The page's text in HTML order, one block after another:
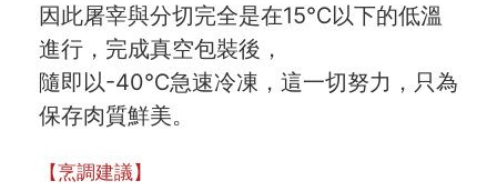
因此屠宰與分切完全是在15℃以下的低溫
進行，完成真空包裝後，
隨即以-40℃急速冷凍，這一切努力，只為
保存肉質鮮美。
【烹調建議】